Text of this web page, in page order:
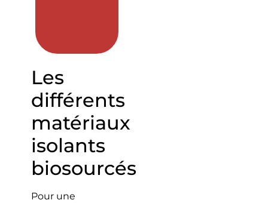
Les
différents
matériaux
isolants
biosourcés
Pour une